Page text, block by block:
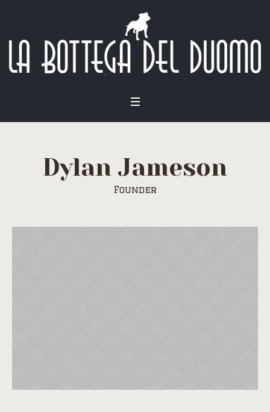
Dylan Jameson
Founder